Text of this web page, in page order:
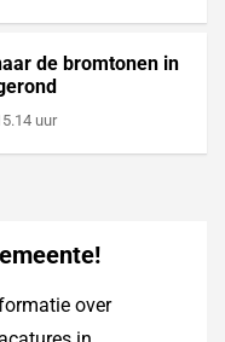
de bromtonen in
uur
over